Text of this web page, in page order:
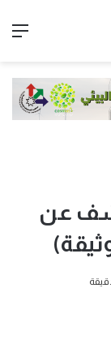
عن